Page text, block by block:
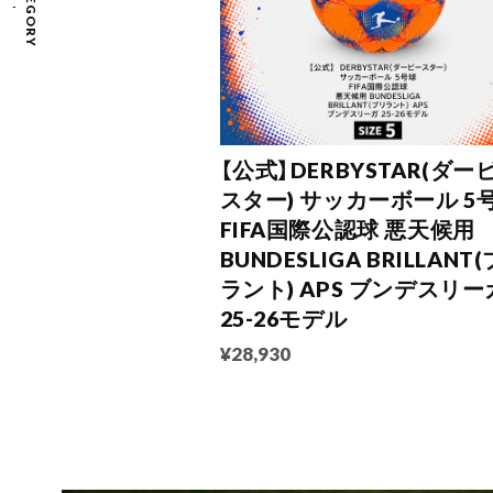
【公式】DERBYSTAR(ダー
スター) サッカーボール 5
FIFA国際公認球 悪天候用
BUNDESLIGA BRILLANT(
ラント) APS ブンデスリー
25-26モデル
¥28,930